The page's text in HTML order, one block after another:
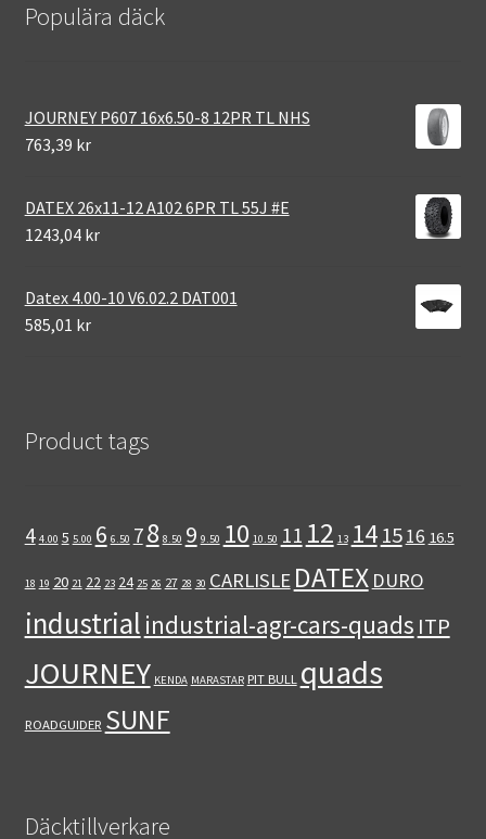
Populära däck
JOURNEY P607 16x6.50-8 12PR TL NHS
763,39 kr
DATEX 26x11-12 A102 6PR TL 55J #E
1243,04 kr
Datex 4.00-10 V6.02.2 DAT001
585,01 kr
Product tags
4 4.00 5 5.00 6 6.50 78 8.50 9 9.50 10 10.50 11 12 13 14 1516 16.5
18 19 20 21 22 23 24 25 26 27 28 30 CARLISLE DATEX DURO
industrial industrial-agr-cars-quads ITP
JOURNEY KENDA MARASTAR PIT BULL quads
ROADGUIDER SUNF
Däcktillverkare